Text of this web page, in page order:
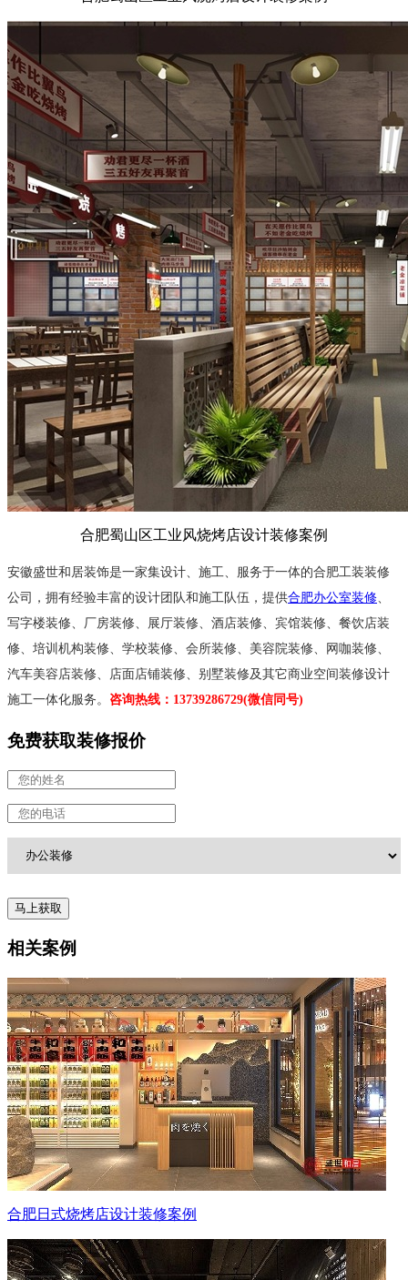
合肥蜀山区工业风烧烤店设计装修案例
安徽盛世和居装饰是一家集设计、施工、服务于一体的合肥工装装修
公司， 拥有经验丰富的设计团队和施工队伍， 提供合肥办公室装修
写字楼装修、厂房装修、展厅装修、酒店装修、 宾馆装修、 餐饮店装
修、培训机构装修、学校装修、会所装修、美容院装修、网咖装修、
汽车美容店装修、店面店铺装修、别墅装修及其它商业空间装修设计
施工一体化服务。 咨询热线：13739286729(微信同号)
免费获取装修报价
相关案例
合肥日式烧烤店设计装修案例